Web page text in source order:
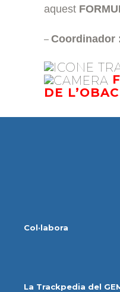
aquest
– Coordinador
DE L’OBAC
Col·labora
La Trackpedia del